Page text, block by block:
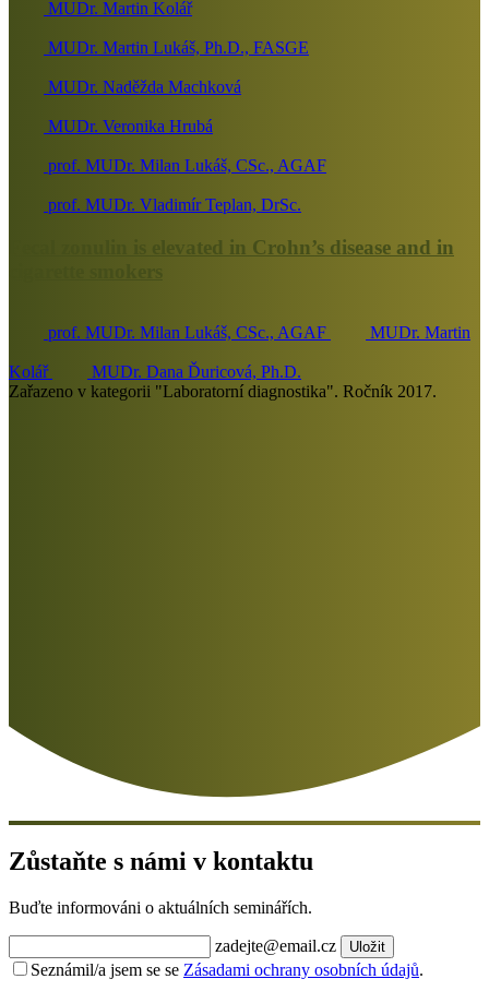
MUDr. Martin Kolář
MUDr. Martin Lukáš, Ph.D., FASGE
MUDr. Naděžda Machková
MUDr. Veronika Hrubá
prof. MUDr. Milan Lukáš, CSc., AGAF
prof. MUDr. Vladimír Teplan, DrSc.
Fecal zonulin is elevated in Crohn’s disease and in
prof. MUDr. Milan Lukáš, CSc., AGAF MUDr. Martin
Kolář
MUDr. Dana Ďuricová, Ph.D.
Zařazeno v kategorii "Laboratorní diagnostika". Ročník 2017.
Zůstaňte s námi v kontaktu
Buďte informováni o aktuálních seminářích.
zadejte@email.cz Uložit
Seznámil/a jsem se se Zásadami ochrany osobních údajů.